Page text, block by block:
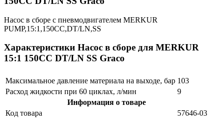
Насос в сборе с пневмодвигателем MERKUR
PUMP,15:1,150CC,DT/LN,SS
Характеристики Насос в сборе для MERKUR
15:1 150CC DT/LN SS Graco
Максимальное давление материала на выходе, бар 103
Расход жидкости при 60 циклах, л/мин
9
Информация о товаре
Код товара
57646-03